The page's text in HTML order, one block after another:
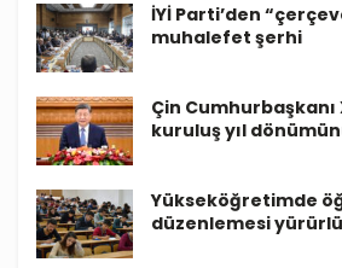
İYİ Parti’den
muhalefet şerhi
Çin Cumhurbaşkanı
kuruluş yıl
Yükseköğretimde
düzenlemesi